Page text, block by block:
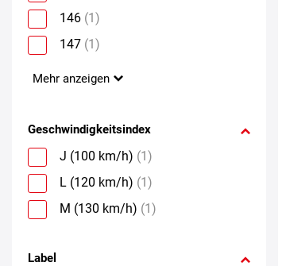
146 (1)
147 (1)
Mehr anzeigen
Geschwindigkeitsindex
J (100 km/h) (1)
L (120 km/h) (1)
M (130 km/h) (1)
Label